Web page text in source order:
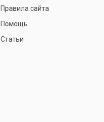
Правила сайта
Помощь
Статьи